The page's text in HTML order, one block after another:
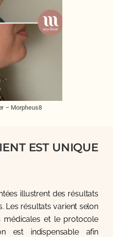
– Morpheus8
EST UNIQUE
illustrent des résultats
Les résultats varient selon
médicales et le protocole
est indispensable afin